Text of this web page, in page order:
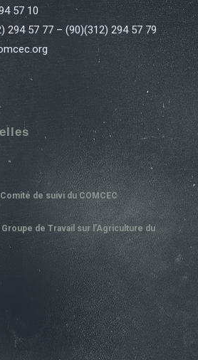
57 10
294 57 77 – (90)(312) 294 57 79
de suivi du COMCEC
de Travail sur l’Agriculture du